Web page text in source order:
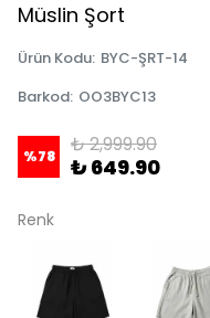
Müslin Şort
Ürün Kodu: BYC-ŞRT-14
Barkod: OO3BYC13
%78 ₺ 2,999.90
₺ 649.90
Renk